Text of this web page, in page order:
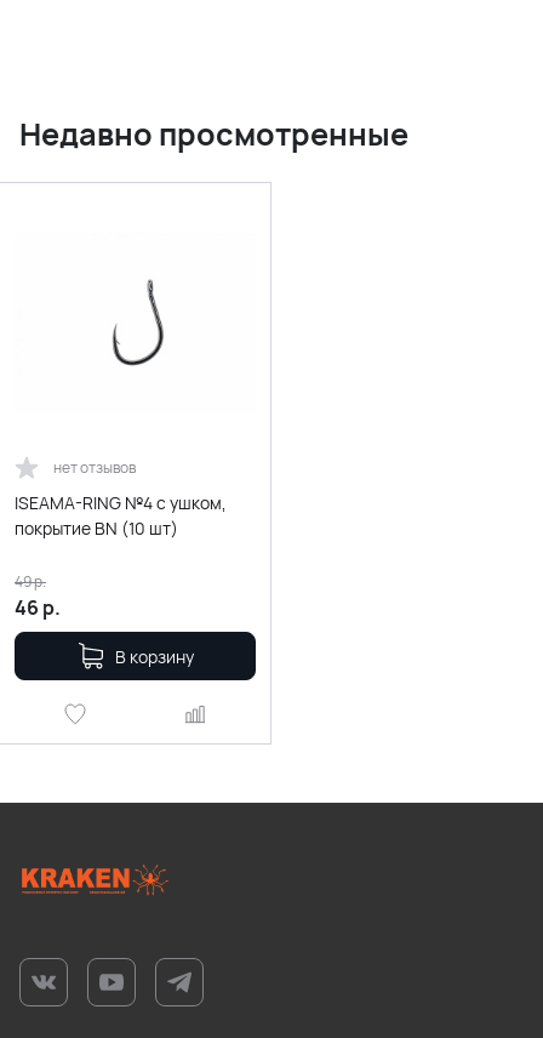
Недавно просмотренные
нет отзывов
ISEAMA-RING №4 с ушком,
покрытие BN (10 шт)
46 р.
49р.
В корзину